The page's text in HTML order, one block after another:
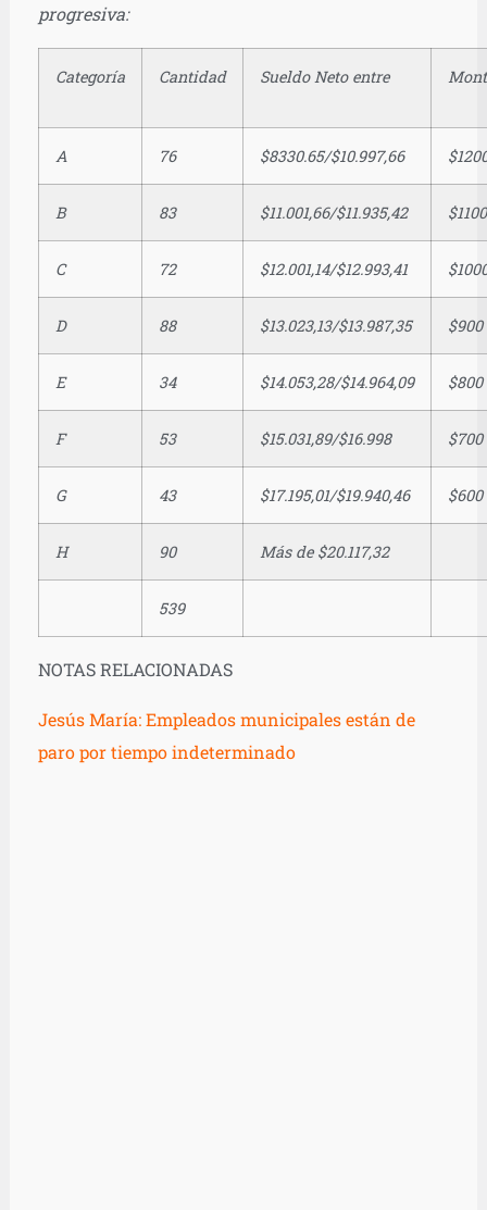
progresiva:
Categoría Cantidad Sueldo Neto entre
A 76 $8330.65/$10.997,66
B 83 $11.001,66/$11.935,42 $1100
C 72 $12.001,14/$12.993,41
D 88 $13.023,13/$13.987,35 $900
E 34 $14.053,28/$14.964,09 $800
F 53 $15.031,89/$16.998 $700
G 43 $17.195,01/$19.940,46 $600
H 90 Más de $20.117,32
539
NOTAS RELACIONADAS
Jesús María: Empleados municipales están de
paro por tiempo indeterminado